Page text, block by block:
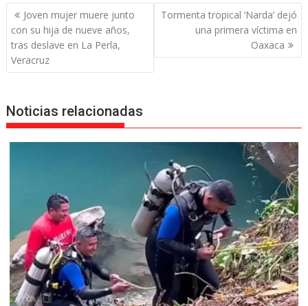
Navegación
de
entradas
Joven mujer muere junto
con su hija de nueve años,
tras deslave en La Perla,
Veracruz
Tormenta tropical ‘Narda’ dejó
una primera víctima en
Oaxaca
Noticias relacionadas